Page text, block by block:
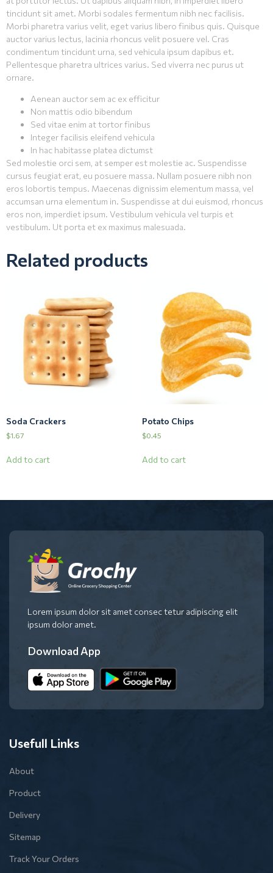
tincidunt sit amet. Morbi sodales fermentum nibh nec facilisis.
Morbi pharetra varius velit, eget varius libero finibus quis. Quisque
auctor varius lectus, lacinia rhoncus velit posuere vel. Cras
condimentum tincidunt urna, sed vehicula ipsum dapibus et.
Pellentesque pharetra ultrices varius. Sed viverra nec purus ut
ornare.
Aenean auctor sem ac ex efficitur
Non mattis odio bibendum
Sed vitae enim at tortor finibus
Integer facilisis eleifend vehicula
In hac habitasse platea dictumst
Sed molestie orci sem, at semper est molestie ac. Suspendisse
cursus feugiat erat, eu posuere massa. Nullam posuere nibh non
eros lobortis tempus. Maecenas dignissim elementum massa, vel
accumsan urna elementum in. Suspendisse at dui euismod, rhoncus
eros non, imperdiet ipsum. Vestibulum vehicula vel turpis et
vestibulum. Ut porta et ex maximus malesuada.
Related products
Soda Crackers
$1.67
Add to cart
Potato Chips
$0.45
Add to cart
Lorem ipsum dolor sit amet consec tetur adipiscing elit
ipsum dolor amet.
Download App
Usefull Links
About
Product
Delivery
Sitemap
Track Your Orders